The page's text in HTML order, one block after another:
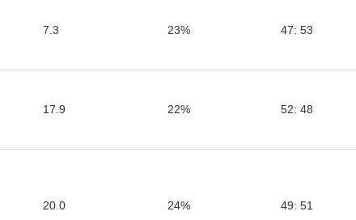
7.3 23% 47: 53
17.9 22% 52: 48
20.0 24% 49: 51